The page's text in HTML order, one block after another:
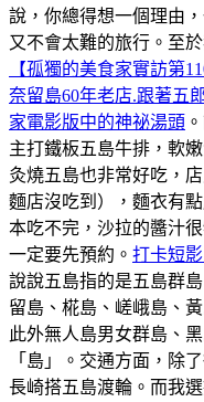
說，你總得想一個理由
又不會太難的旅行。至
【孤獨的美食家實訪第
奈留島60年老店.跟著五
家電影版中的神祕湯頭
主打鐵板五島牛排，軟
灸燒五島也非常好吃，
麵店沒吃到），麵衣有
本吃不完，沙拉的醬汁
一定要先預約。 打卡短影
說說五島指的是五島群
留島、椛島、嵯峨島、
此外無人島男女群島、
「島」。交通方面，除
長崎搭五島渡輪。而我